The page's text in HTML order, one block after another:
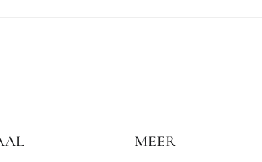
MEER